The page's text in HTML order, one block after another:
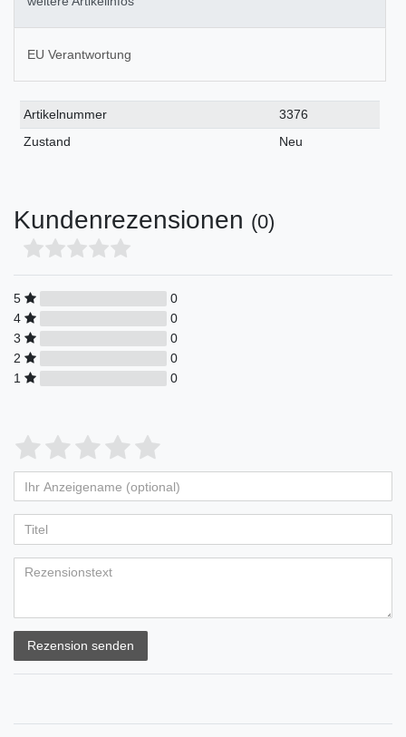
EU Verantwortung
Technisches
Merkmal
Wert
Artikelnummer
3376
Zustand
Neu
Kundenrezensionen (0)
5
0
4
0
3
0
2
0
1
0
Rezension senden